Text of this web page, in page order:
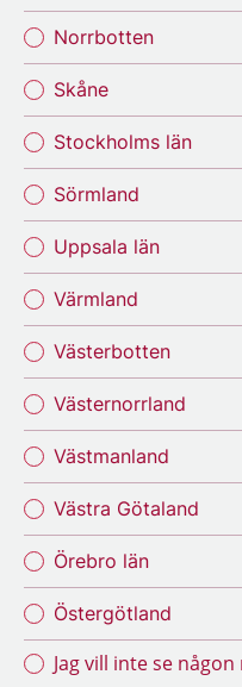
Norrbotten
Skåne
Stockholms län
Sörmland
Uppsala län
Värmland
Västerbotten
Västernorrland
Västmanland
Västra Götaland
Örebro län
Östergötland
Jag vill inte se